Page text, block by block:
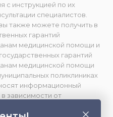
с инструкцией по их
специалистов.
также можете получить в
гарантий
медицинской помощи и
гарантий
медицинской помощи
поликлиниках
информационный
зависимости от